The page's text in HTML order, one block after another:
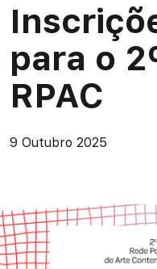
para o
RPAC
9 Outubro 2025